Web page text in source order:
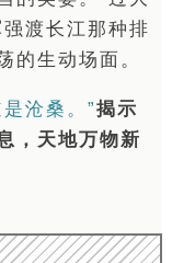
渡长江那种排
的生动场面。
沧桑。”揭示
，天地万物新